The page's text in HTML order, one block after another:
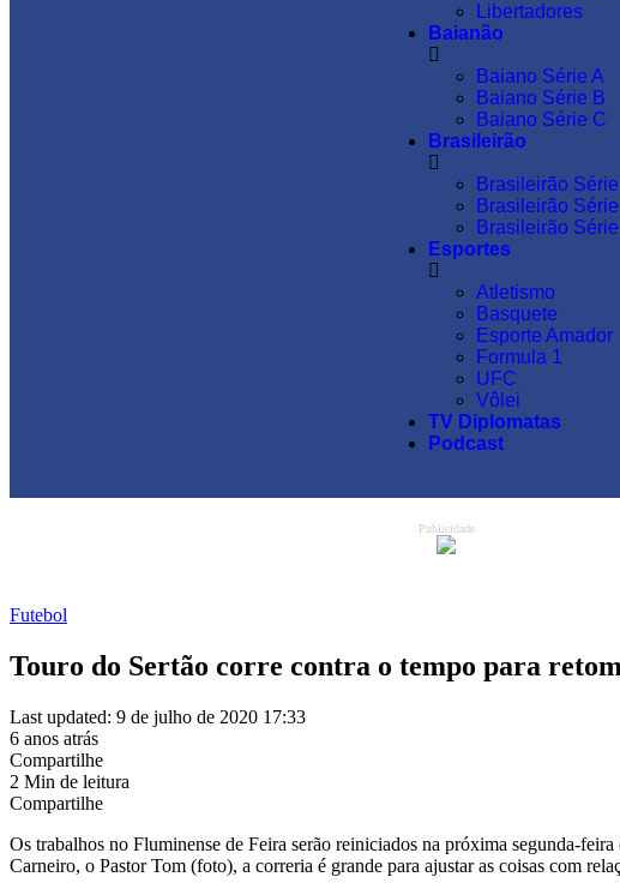
Libertadores
Baianão
Baiano Série A
Baiano Série B
Baiano Série C
Brasileirão
Brasileirão
Brasileirão
Brasileirão
Esportes
Atletismo
Basquete
Esporte Amador
Formula 1
UFC
Vôlei
TV Diplomatas
Podcast
Publicidade
Futebol
Touro do Sertão corre contra o tempo para
Last updated: 9 de julho de 2020 17:33
6 anos atrás
Compartilhe
2 Min de leitura
Compartilhe
Os trabalhos no Fluminense de Feira serão reiniciados na próxima segunda-
Carneiro, o Pastor Tom (foto), a correria é grande para ajustar as coisas com